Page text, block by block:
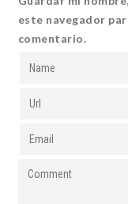
este navegador
comentario.